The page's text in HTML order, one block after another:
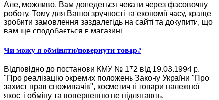
Але, можливо, Вам доведеться чекати через фасовочну
роботу. Тому для Вашої зручності та економії часу, краще
зробити замовлення заздалегідь на сайті та докупити, що
вам ще сподобається в магазині.
Чи можу я обміняти/повернути товар?
Відповідно до постанови КМУ № 172 від 19.03.1994 р.
"Про реалізацію окремих положень Закону України "Про
захист прав споживачів", косметичні товари належної
якості обміну та поверненню не підлягають.